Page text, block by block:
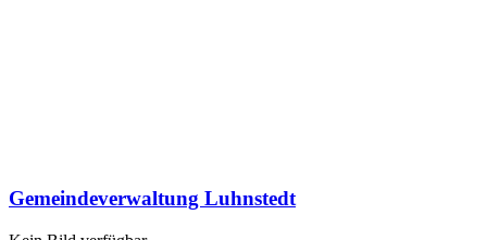
Gemeindeverwaltung Luhnstedt